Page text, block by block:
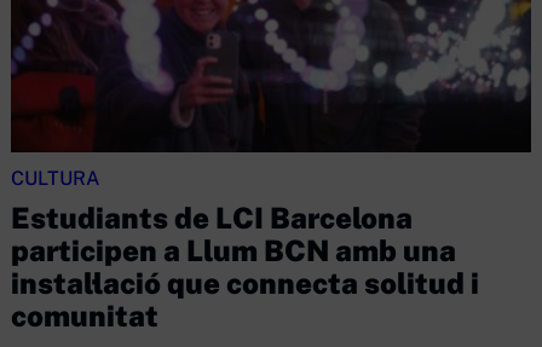
CULTURA
Estudiants de LCI Barcelona
participen a Llum BCN amb una
instal·lació que connecta solitud i
comunitat